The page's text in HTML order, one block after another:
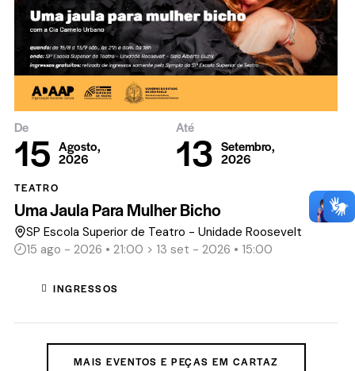
De
15 Agosto,
2026
Até
13 Setembro,
2026
TEATRO
Uma Jaula Para Mulher Bicho
SP Escola Superior de Teatro - Unidade Roosevelt
15 ago - 2026 • 21:00 > 13 set - 2026 • 15:00
INGRESSOS
MAIS EVENTOS E PEÇAS EM CARTAZ